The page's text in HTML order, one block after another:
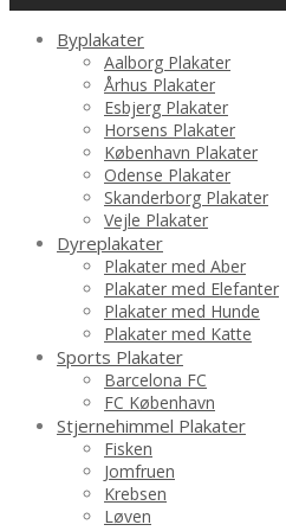
Byplakater
Aalborg Plakater
Århus Plakater
Esbjerg Plakater
Horsens Plakater
København Plakater
Odense Plakater
Skanderborg Plakater
Vejle Plakater
Dyreplakater
Plakater med Aber
Plakater med Elefanter
Plakater med Hunde
Plakater med Katte
Sports Plakater
Barcelona FC
FC København
Stjernehimmel Plakater
Fisken
Jomfruen
Krebsen
Løven